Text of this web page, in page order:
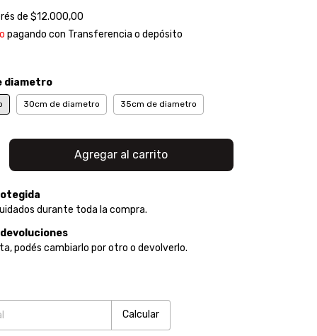
de $12.000,00
pagando con Transferencia o depósito
diametro
30cm de diametro 35cm de diametro
durante toda la compra.
podés cambiarlo por otro o devolverlo.
Calcular